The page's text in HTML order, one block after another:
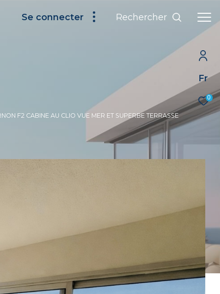
Fr
0
Se connecter Rechercher
F2 CABINE AU CLIO VUE MER ET SUPERBE TERRASSE